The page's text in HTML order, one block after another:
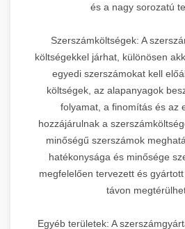
és a nagy sorozatú
Szerszámköltségek: A
költségekkel járhat, különösen
egyedi szerszámokat kell
költségek, az alapanyagok
folyamat, a finomítás és az
hozzájárulnak a
minőségű szerszámok
hatékonysága és minősége
megfelelően tervezett és
távon
Egyéb területek: A